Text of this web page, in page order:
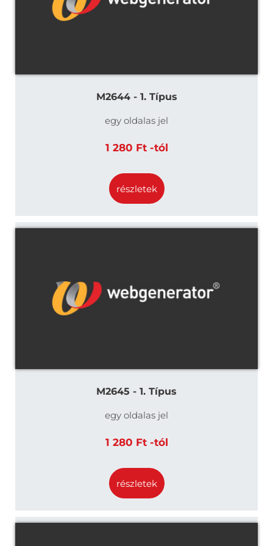
M2644 - 1. Típus
egy oldalas jel
1 280 Ft -tól
részletek
M2645 - 1. Típus
egy oldalas jel
1 280 Ft -tól
részletek